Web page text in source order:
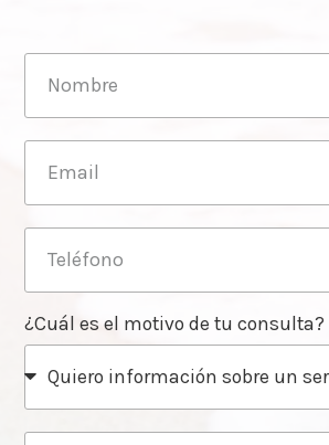
¿Cuál es el motivo de tu consulta?